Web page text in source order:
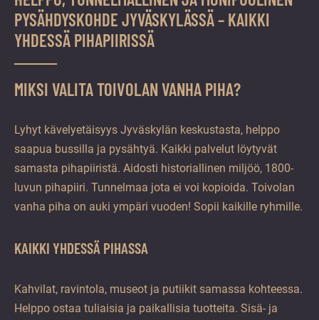
vuoden.
PYSÄHDYSKOHDE JYVÄSKYLÄSSÄ – KAIKKI
YHDESSÄ PIHAPIIRISSÄ
MIKSI VALITA TOIVOLAN VANHA PIHA?
Lyhyt kävelyetäisyys Jyväskylän keskustasta, helppo
saapua bussilla ja pysähtyä. Kaikki palvelut löytyvät
samasta pihapiiristä. Aidosti historiallinen miljöö, 1800-
luvun pihapiiri. Tunnelmaa jota ei voi kopioida. Toivolan
vanha piha on auki ympäri vuoden! Sopii kaikille ryhmille.
KAIKKI YHDESSÄ PIHASSA
Kahvilat, ravintola, museot ja putiikit samassa kohteessa.
Helppo ostaa tuliaisia ja paikallisia tuotteita. Sisä- ja